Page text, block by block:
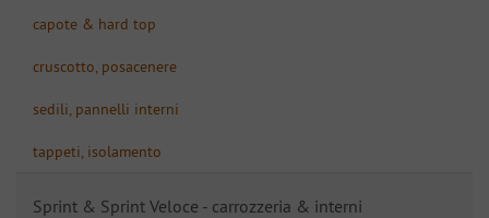
capote & hard top
cruscotto, posacenere
sedili, pannelli interni
tappeti, isolamento
Sprint & Sprint Veloce - carrozzeria & interni